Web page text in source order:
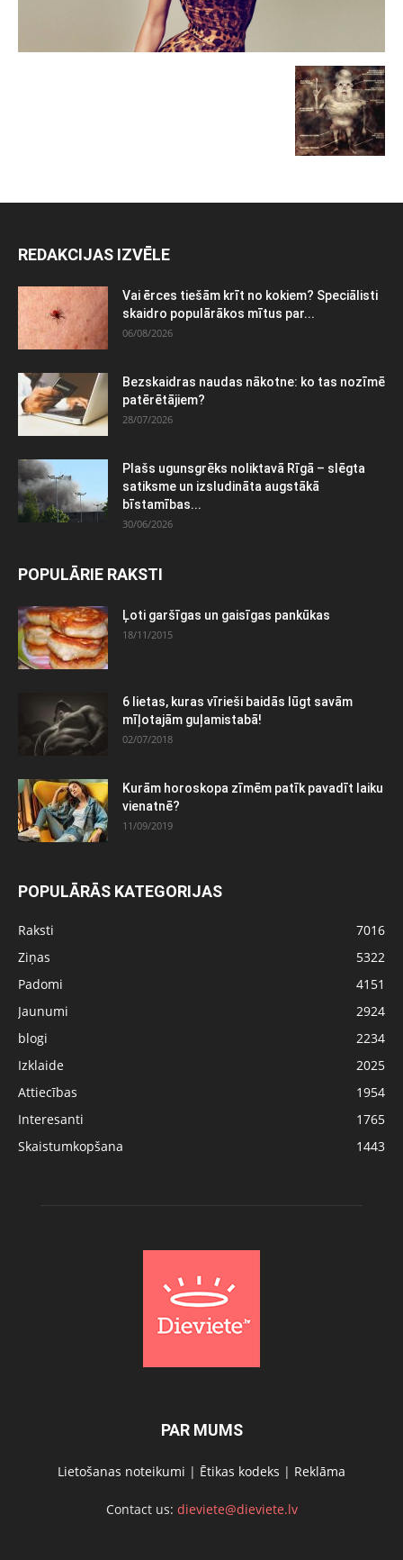
REDAKCIJAS IZVĒLE
Vai ērces tiešām krīt no kokiem? Speciālisti
skaidro populārākos mītus par...
06/08/2026
Bezskaidras naudas nākotne: ko tas nozīmē
patērētājiem?
28/07/2026
Plašs ugunsgrēks noliktavā Rīgā – slēgta
satiksme un izsludināta augstākā
bīstamības...
30/06/2026
POPULĀRIE RAKSTI
Ļoti garšīgas un gaisīgas pankūkas
18/11/2015
6 lietas, kuras vīrieši baidās lūgt savām
mīļotajām guļamistabā!
02/07/2018
Kurām horoskopa zīmēm patīk pavadīt laiku
vienatnē?
11/09/2019
POPULĀRĀS KATEGORIJAS
Raksti
7016
Ziņas
5322
Padomi
4151
Jaunumi
2924
blogi
2234
Izklaide
2025
Attiecības
1954
Interesanti
1765
Skaistumkopšana
1443
PAR MUMS
Lietošanas noteikumi | Ētikas kodeks | Reklāma
Contact us: dieviete@dieviete.lv